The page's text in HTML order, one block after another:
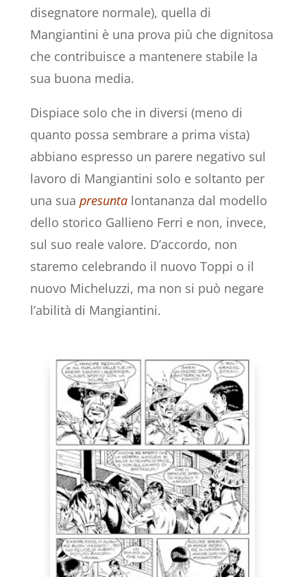
disegnatore normale), quella di
Mangiantini è una prova più che dignitosa
che contribuisce a mantenere stabile la
sua buona media.
Dispiace solo che in diversi (meno di
quanto possa sembrare a prima vista)
abbiano espresso un parere negativo sul
lavoro di Mangiantini solo e soltanto per
una sua presunta lontananza dal modello
dello storico Gallieno Ferri e non, invece,
sul suo reale valore. D’accordo, non
staremo celebrando il nuovo Toppi o il
nuovo Micheluzzi, ma non si può negare
l’abilità di Mangiantini.